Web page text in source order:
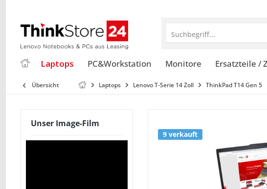
Suchbegriff...
Laptops PC&Workstation Monitore Ersatzteile /
Übersicht Laptops Lenovo T-Serie 14 Zoll ThinkPad T14 Gen 5
Unser Image-Film
9 verkauft